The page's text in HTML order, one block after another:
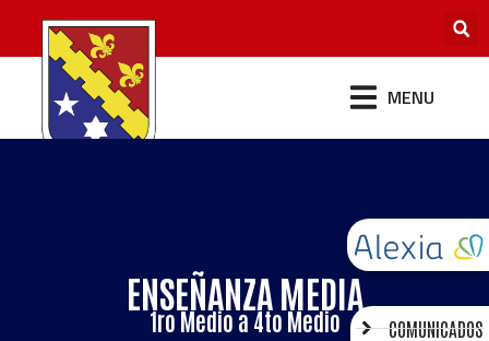
MENU
COMUNICADOS
ENSEÑANZA MEDIA
1ro Medio a 4to Medio